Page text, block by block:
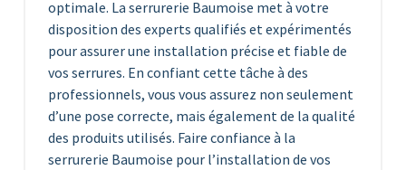
optimale. La serrurerie Baumoise met à votre
disposition des experts qualifiés et expérimentés
pour assurer une installation précise et fiable de
vos serrures. En confiant cette tâche à des
professionnels, vous vous assurez non seulement
d’une pose correcte, mais également de la qualité
des produits utilisés. Faire confiance à la
serrurerie Baumoise pour l’installation de vos